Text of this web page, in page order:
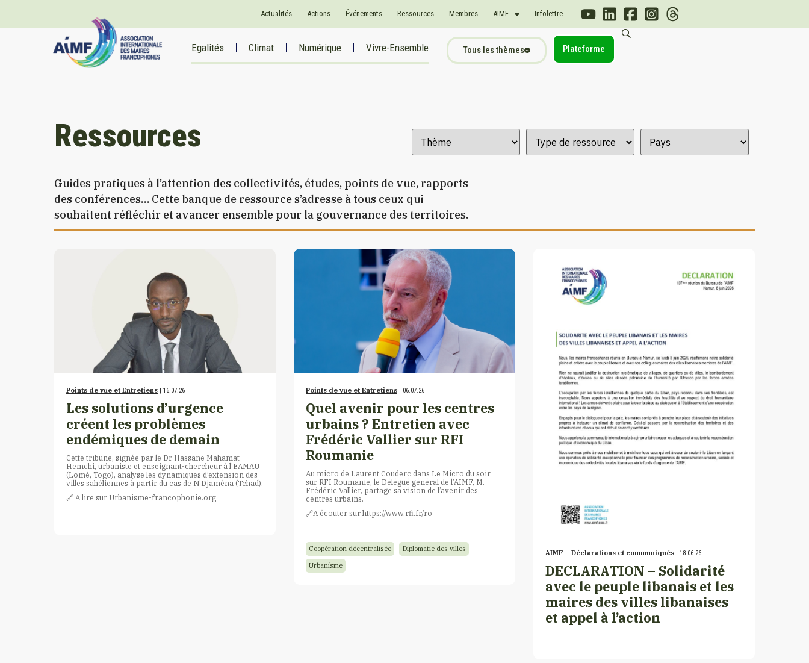
Actualités Actions Événements Ressources Membres AIMF Infolettre
Egalités Climat Numérique Vivre-Ensemble Tous les thèmes Plateforme
Ressources
Guides pratiques à l’attention des collectivités, études, points de vue, rapports
des conférences… Cette banque de ressource s’adresse à tous ceux qui
souhaitent réfléchir et avancer ensemble pour la gouvernance des territoires.
Points de vue et Entretiens | 16.07.26
Les solutions d’urgence
créent les problèmes
endémiques de demain
Cette tribune, signée par le Dr Hassane Mahamat
Hemchi, urbaniste et enseignant-chercheur à l’EAMAU
(Lomé, Togo), analyse les dynamiques d’extension des
villes sahéliennes à partir du cas de N’Djaména (Tchad).
🔗​ A lire sur Urbanisme-francophonie.org
Points de vue et Entretiens | 06.07.26
Quel avenir pour les centres
urbains ? Entretien avec
Frédéric Vallier sur RFI
Roumanie
Au micro de Laurent Couderc dans Le Micro du soir
sur RFI Roumanie, le Délégué général de l’AIMF, M.
Frédéric Vallier, partage sa vision de l’avenir des
centres urbains.
🔗​A écouter sur https://www.rfi.fr/ro
Coopération décentralisée
Diplomatie des villes
Urbanisme
AIMF – Déclarations et communiqués | 18.06.26
DECLARATION – Solidarité
avec le peuple libanais et les
maires des villes libanaises
et appel à l’action